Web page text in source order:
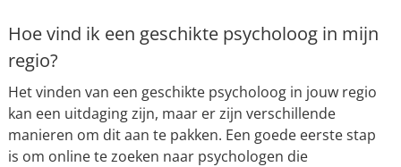
Hoe vind ik een geschikte psycholoog in mijn
regio?
Het vinden van een geschikte psycholoog in jouw regio
kan een uitdaging zijn, maar er zijn verschillende
manieren om dit aan te pakken. Een goede eerste stap
is om online te zoeken naar psychologen die